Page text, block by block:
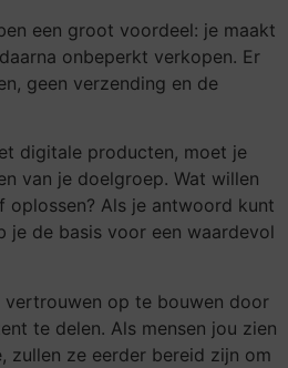
een groot voordeel: je maakt
onbeperkt verkopen. Er
geen verzending en de
digitale producten, moet je
van je doelgroep. Wat willen
oplossen? Als je antwoord kunt
je de basis voor een waardevol
vertrouwen op te bouwen door
te delen. Als mensen jou zien
zullen ze eerder bereid zijn om